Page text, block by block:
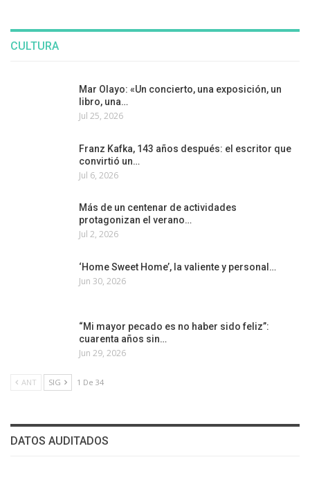
CULTURA
Mar Olayo: «Un concierto, una exposición, un
libro, una…
Jul 25, 2026
Franz Kafka, 143 años después: el escritor que
convirtió un…
Jul 6, 2026
Más de un centenar de actividades
protagonizan el verano…
Jul 2, 2026
‘Home Sweet Home’, la valiente y personal…
Jun 30, 2026
“Mi mayor pecado es no haber sido feliz”:
cuarenta años sin…
Jun 29, 2026
ANT SIG 1 De 34
DATOS AUDITADOS